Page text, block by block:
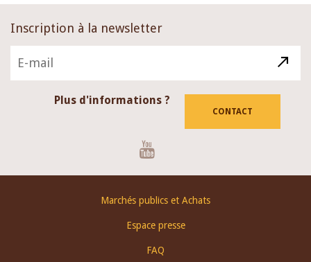
Inscription à la newsletter
Plus d'informations ?
CONTACT
Marchés publics et Achats
Espace presse
FAQ